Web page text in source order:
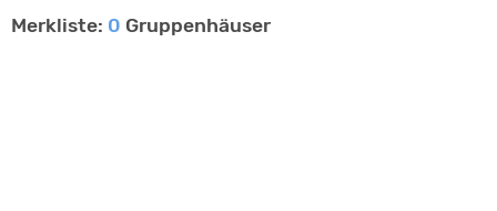
Merkliste: 0 Gruppenhäuser